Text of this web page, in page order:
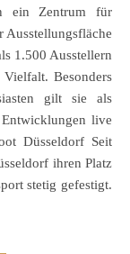
ein Zentrum für
1.500 Ausstellern
Besonders
gilt sie als
live
Düsseldorf Seit
ihren Platz
stetig gefestigt.